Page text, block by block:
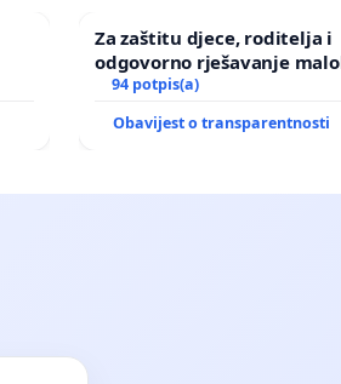
Za zaštitu djece, roditelja i
odgovorno rješavanje
nasilja
94 potpis(a)
Obavijest o transparentnosti